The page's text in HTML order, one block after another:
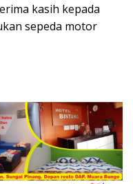
kasih kepada
sepeda motor